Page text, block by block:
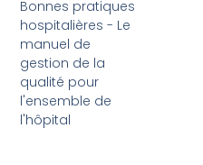
Bonnes pratiques
hospitalières - Le
manuel de
gestion de la
qualité pour
l'ensemble de
l'hôpital